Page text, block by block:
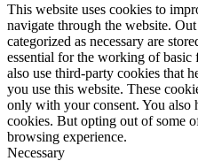
This website uses cookies to
navigate through the website.
categorized as necessary are
essential for the working of
also use third-party cookies that
you use this website. These
only with your consent. You also
cookies. But opting out of some
browsing experience.
Necessary